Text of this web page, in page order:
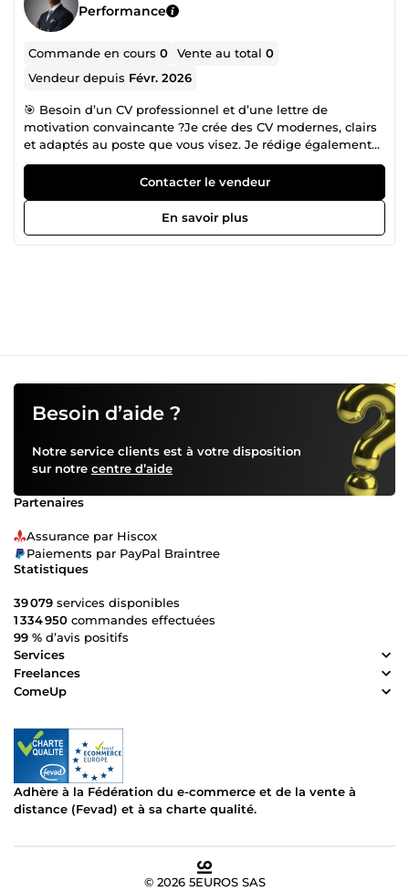
Performance
Commande en cours0 Vente au total0
Vendeur depuis Févr. 2026
🎯 Besoin d’un CV professionnel et d’une lettre de
motivation convaincante ?Je crée des CV modernes, clairs
et adaptés au poste que vous visez. Je rédige également
des lettres de motivation personnalisées qui mettent en
valeur votre profil. ✔ Travail soigné ✔ Contenu optimisé ✔
Livraison rapide ✔ Révision incluse Confiez-moi votre
candidature et augmentez vos chances d’obtenir un
entretien !
Contacter le vendeur
En savoir plus
Besoin d’aide ?
Notre service clients est à votre disposition
sur notre centre d’aide
Partenaires
Assurance par Hiscox
Paiements par PayPal Braintree
Statistiques
39 079 services disponibles
1 334 950 commandes effectuées
99 % d’avis positifs
Services
Freelances
ComeUp
Adhère à la Fédération du e-commerce et de la vente à
distance (Fevad) et à sa charte qualité.
© 2026 5EUROS SAS